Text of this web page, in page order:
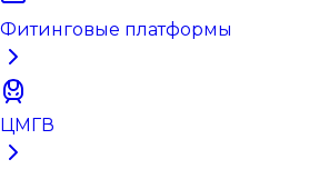
Фитинговые платформы
ЦМГВ